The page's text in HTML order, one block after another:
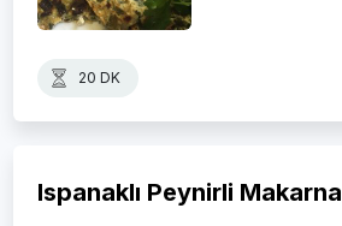
20 DK
Ispanaklı Peynirli Makarna